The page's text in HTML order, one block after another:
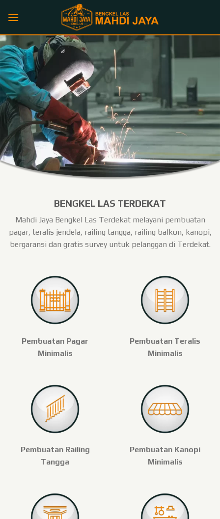
BENGKEL LAS TERDEKAT
Mahdi Jaya Bengkel Las Terdekat melayani pembuatan
pagar, teralis jendela, railing tangga, railing balkon, kanopi,
bergaransi dan gratis survey untuk pelanggan di Terdekat.
Pembuatan Pagar
Minimalis
Pembuatan Teralis
Minimalis
Pembuatan Railing
Tangga
Pembuatan Kanopi
Minimalis